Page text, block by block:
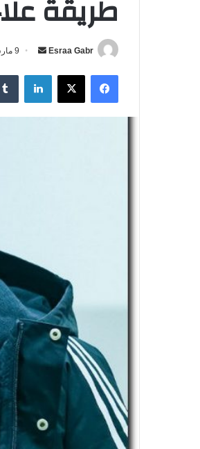
طريقة
Esraa Gabr
س
ب
ر
ن
ي
9 مارس، 2026
فيسبوك ‫X لينكدإن